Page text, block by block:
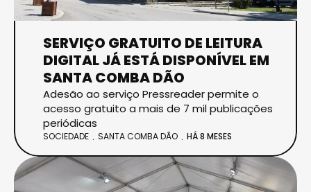
SERVIÇO GRATUITO DE LEITURA
DIGITAL JÁ ESTÁ DISPONÍVEL EM
SANTA COMBA DÃO
Adesão ao serviço Pressreader permite o
acesso gratuito a mais de 7 mil publicações
periódicas
SOCIEDADE SANTA COMBA DÃO HÁ 8 MESES